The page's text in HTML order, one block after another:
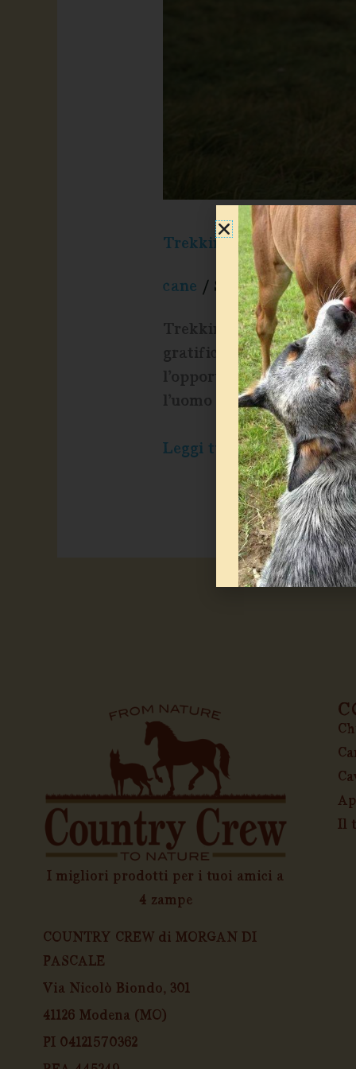
Trekking con il cane
cane / Staff Country
Trekking con il cane –
gratificanti sia per i
l’opportunità di
l’uomo e il cane;
Leggi tutto »
I migliori prodotti per i tuoi amici a
4 zampe
COUNTRY CREW di MORGAN DI
PASCALE
Via Nicolò Biondo, 301
41126 Modena (MO)
PI 04121570362
Il